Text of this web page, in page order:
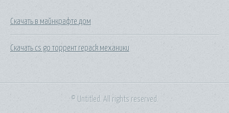
Скачать в майнкрафте дом
Скачать cs go торрент repack механики
© Untitled. All rights reserved.